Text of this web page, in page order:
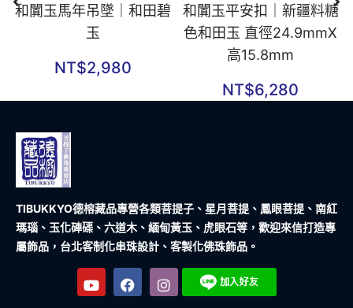
和闐玉馬年吊墜｜和田碧
玉
NT$2,980
和闐玉平安扣｜新疆料糖
色和田玉 直徑24.9mmX
高15.8mm
NT$6,280
TIBUKKYO德榕藏品專營各類菩提子、星月菩提、鳳眼菩提、南紅
瑪瑙、玉化硨磲、六道木、緬甸黃玉、虎眼石等，歡迎來信打造專
屬飾品，台北客制化串珠設計、客製化佛珠飾品。